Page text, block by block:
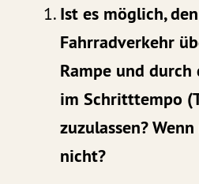
Ist es möglich,
Fahrradverkehr
Rampe und durch
im Schritttempo
zuzulassen?
nicht?